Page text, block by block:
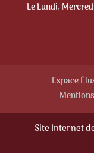
Le Lundi,
Espace
Site Internet